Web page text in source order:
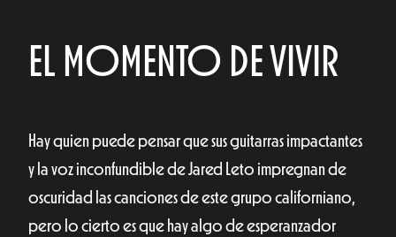
EL MOMENTO DE VIVIR
Hay quien puede pensar que sus guitarras impactantes
y la voz inconfundible de Jared Leto impregnan de
oscuridad las canciones de este grupo californiano,
pero lo cierto es que hay algo de esperanzador